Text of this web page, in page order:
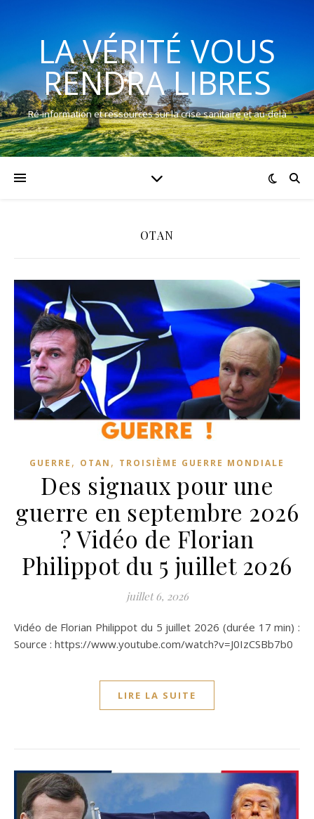
LA VÉRITÉ VOUS
RENDRA LIBRES
Ré-information et ressources sur la crise sanitaire et au-delà
OTAN
GUERRE , OTAN , TROISIÈME GUERRE MONDIALE
Des signaux pour une
guerre en septembre 2026
? Vidéo de Florian
Philippot du 5 juillet 2026
juillet 6, 2026
Vidéo de Florian Philippot du 5 juillet 2026 (durée 17 min) :
Source : https://www.youtube.com/watch?v=J0IzCSBb7b0
LIRE LA SUITE